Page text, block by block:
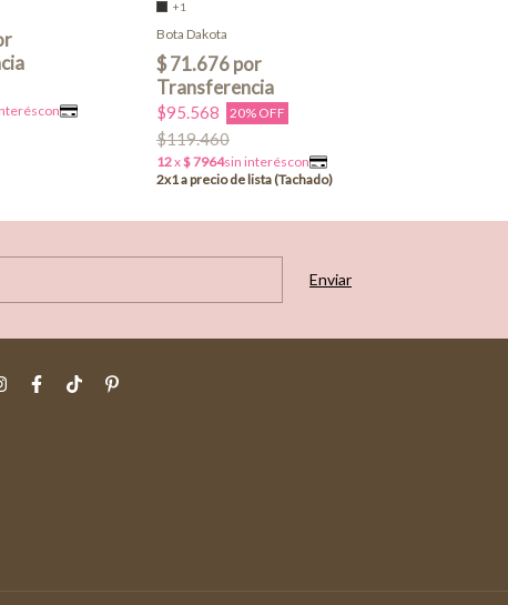
+1
Bota Dakota
$95.568 20% OFF
$119.460